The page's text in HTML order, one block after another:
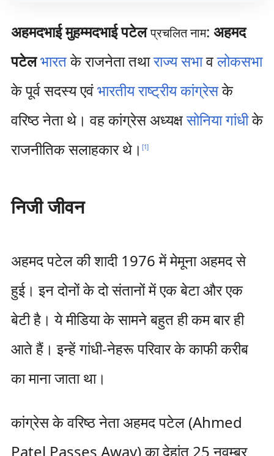
अहमदभाई मुहम्मदभाई पटेल प्रचलित नाम: अहमद
पटेलभारतके राजनेता तथाराज्य सभावलोकसभा
के पूर्व सदस्य एवंभारतीय राष्ट्रीय कांग्रेसके
वरिष्ठ नेता थे। वह कांग्रेस अध्यक्षसोनिया गांधीके
राजनीतिक सलाहकार थे। [1]
निजी जीवन
अहमद पटेल की शादी 1976 में मेमूना अहमद से
हुई। इन दोनों के दो संतानों में एक बेटा और एक
बेटी है। ये मीडिया के सामने बहुत ही कम बार ही
आते हैं। इन्हें गांधी-नेहरू परिवार के काफी करीब
का माना जाता था।
कांग्रेस के वरिष्ठ नेता अहमद पटेल (Ahmed
Patel Passes Away) का देहांत 25 नवम्बर